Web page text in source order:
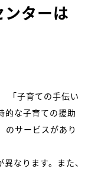
ターは
「子育ての手伝い
的な子育ての援助
のサービスがあり
なります。また、